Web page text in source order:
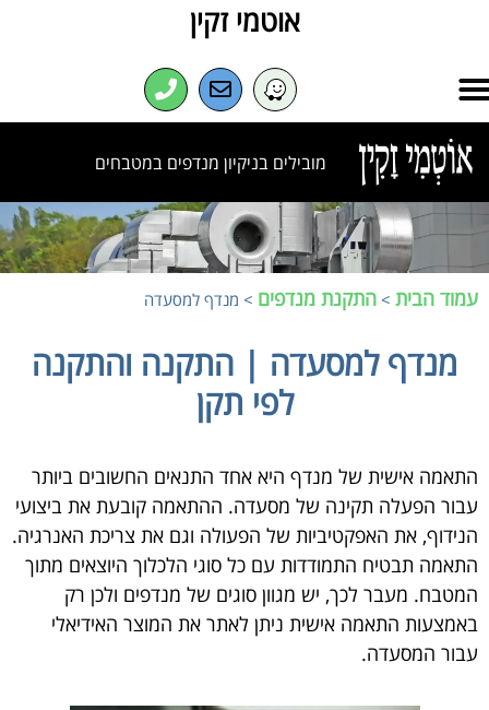
אוטמי זקין
מובילים בניקיון מנדפים במטבחים
עמוד הבית > התקנת מנדפים > מנדף למסעדה
מנדף למסעדה | התקנה והתקנה
לפי תקן
התאמה אישית של מנדף היא אחד התנאים החשובים ביותר
עבור הפעלה תקינה של מסעדה. ההתאמה קובעת את ביצועי
הנידוף, את האפקטיביות של הפעולה וגם את צריכת האנרגיה.
התאמה תבטיח התמודדות עם כל סוגי הלכלוך היוצאים מתוך
המטבח. מעבר לכך, יש מגוון סוגים של מנדפים ולכן רק
באמצעות התאמה אישית ניתן לאתר את המוצר האידיאלי
עבור המסעדה.